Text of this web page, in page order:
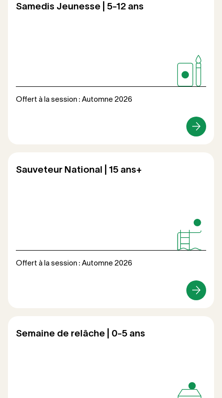
Samedis Jeunesse | 5-12 ans
Offert à la session : Automne 2026
Loisirs
Sauveteur National | 15 ans+
Offert à la session : Automne 2026
Loisirs
Semaine de relâche | 0-5 ans